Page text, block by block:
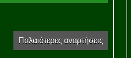
Παλαιότερες αναρτήσεις